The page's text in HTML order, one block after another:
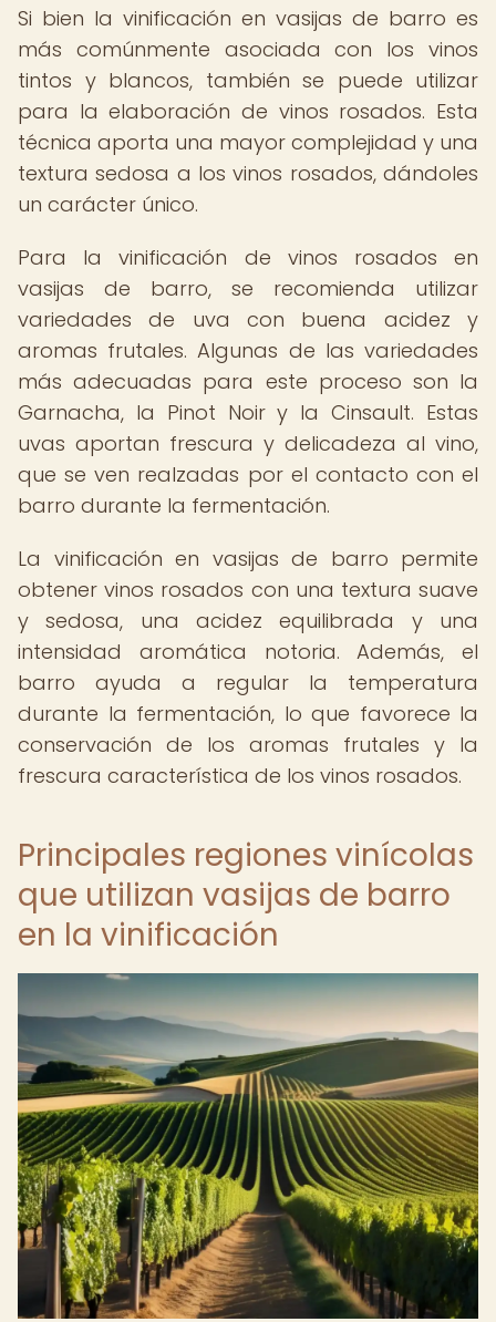
Si bien la vinificación en vasijas de barro es
más comúnmente asociada con los vinos
tintos y blancos, también se puede utilizar
para la elaboración de vinos rosados. Esta
técnica aporta una mayor complejidad y una
textura sedosa a los vinos rosados, dándoles
un carácter único.
Para la vinificación de vinos rosados en
vasijas de barro, se recomienda utilizar
variedades de uva con buena acidez y
aromas frutales. Algunas de las variedades
más adecuadas para este proceso son la
Garnacha, la Pinot Noir y la Cinsault. Estas
uvas aportan frescura y delicadeza al vino,
que se ven realzadas por el contacto con el
barro durante la fermentación.
La vinificación en vasijas de barro permite
obtener vinos rosados con una textura suave
y sedosa, una acidez equilibrada y una
intensidad aromática notoria. Además, el
barro ayuda a regular la temperatura
durante la fermentación, lo que favorece la
conservación de los aromas frutales y la
frescura característica de los vinos rosados.
Principales regiones vinícolas
que utilizan vasijas de barro
en la vinificación